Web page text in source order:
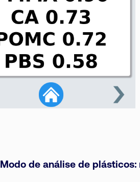
Modo de análise de plásticos: